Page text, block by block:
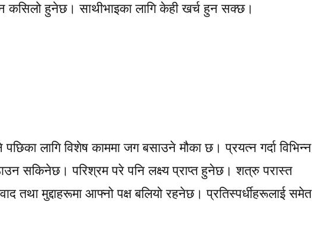
कसिलो हुनेछ। साथीभाइका लागि केही खर्च हुन सक्छ।
लागि विशेष काममा जग बसाउने मौका छ। प्रयत्न गर्दा विभिन्न
सकिनेछ। परिश्रम परे पनि लक्ष्य प्राप्त हुनेछ। शत्रु परास्त
तथा मुद्दाहरूमा आफ्नो पक्ष बलियो रहनेछ। प्रतिस्पर्धीहरूलाई समेत